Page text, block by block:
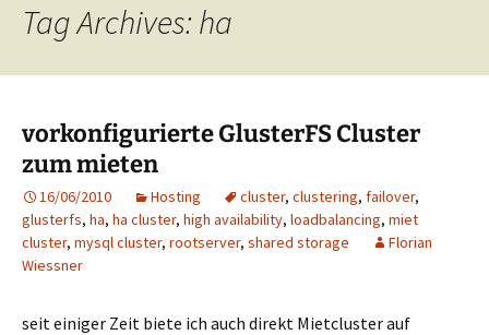
Tag Archives: ha
vorkonfigurierte GlusterFS Cluster
zum mieten
16/06/2010 Hosting cluster, clustering, failover,
glusterfs, ha, ha cluster, high availability, loadbalancing, miet
cluster, mysql cluster, rootserver, shared storage
Florian
Wiessner
seit einiger Zeit biete ich auch direkt Mietcluster auf